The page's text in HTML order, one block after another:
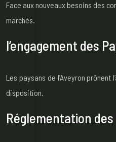
Face aux nouveaux besoins des
marchés.
l’engagement des
Les paysans de l’Aveyron
disposition.
Réglementation